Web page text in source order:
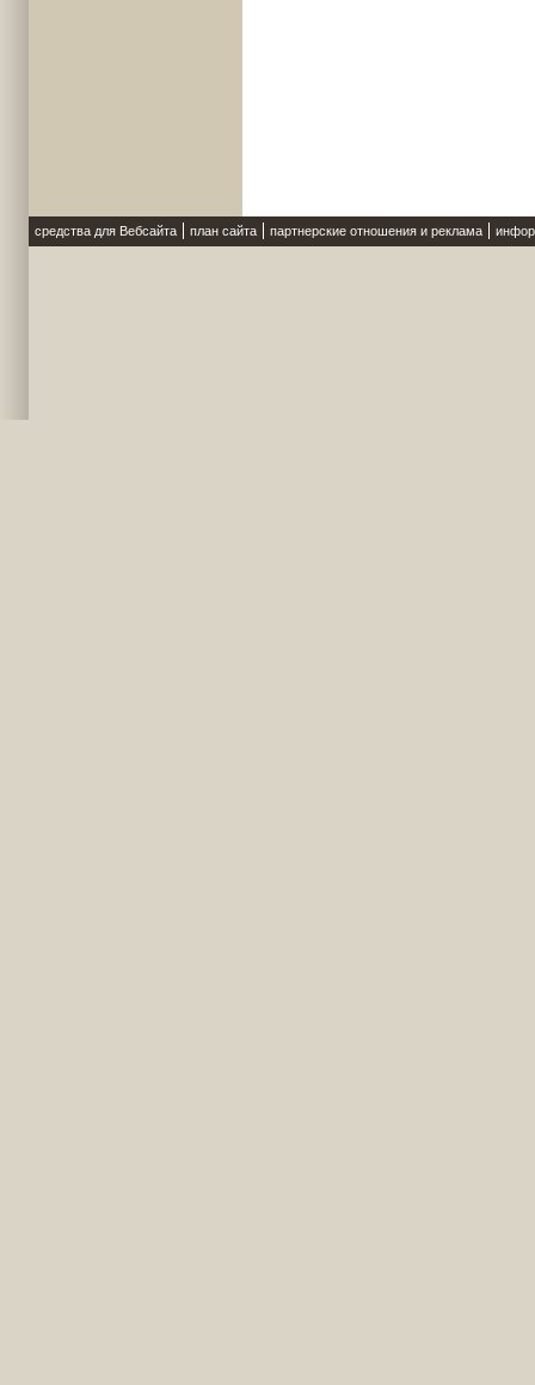
средства для Вебсайта план сайта партнерские отношения и реклама